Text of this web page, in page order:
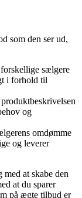
som den ser ud,
sælgere
i forhold til
og
omdømme
og leverer
at skabe den
at du sparer
på ægte tilbud er